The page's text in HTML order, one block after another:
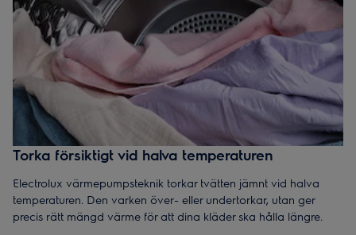
Torka försiktigt vid halva temperaturen
Electrolux värmepumpsteknik torkar tvätten jämnt vid halva
temperaturen. Den varken över- eller undertorkar, utan ger
precis rätt mängd värme för att dina kläder ska hålla längre.